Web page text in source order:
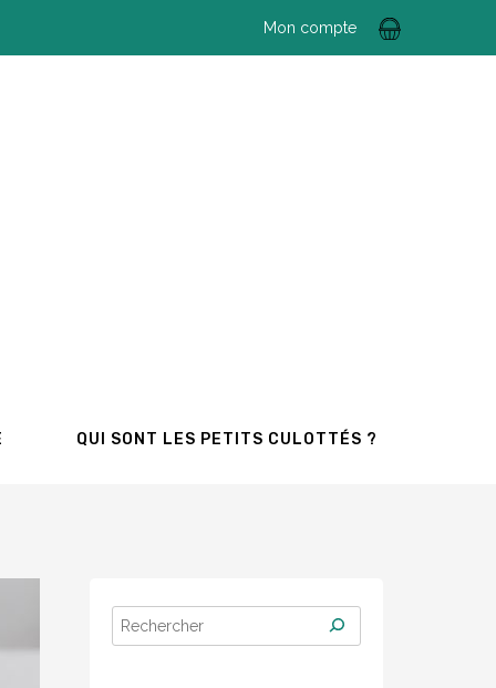
Mon compte
QUI SONT LES PETITS CULOTTÉS ?